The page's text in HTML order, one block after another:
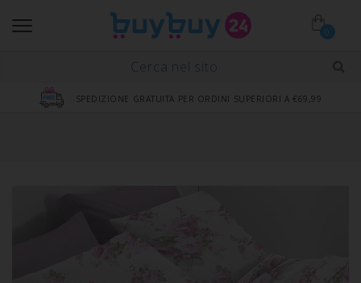
0
SPEDIZIONE GRATUITA PER ORDINI SUPERIORI A €69,99